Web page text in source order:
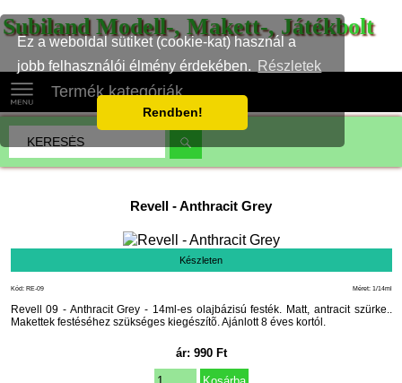
Ez a weboldal sütiket (cookie-kat) használ a
jobb felhasználói élmény érdekében.
Részletek
Rendben!
Subiland Modell-, Makett-, Játékbolt
Termék kategóriák
Revell -Anthracit Grey
Készleten
Méret: 1/14ml
Kód: RE-09
Revell 09 - Anthracit Grey - 14ml-es olajbázisú festék. Matt, antracit szürke..
Makettek festéséhez szükséges kiegészítõ. Ajánlott 8 éves kortól.
ár: 990Ft